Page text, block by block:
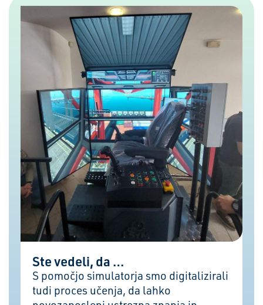
Ste vedeli, da …
S pomočjo simulatorja smo digitalizirali
tudi proces učenja, da lahko